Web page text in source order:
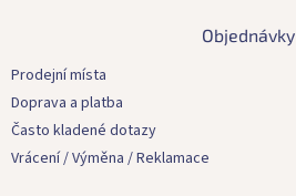
Objednávky
Prodejní místa
Doprava a platba
Často kladené dotazy
Vrácení / Výměna / Reklamace